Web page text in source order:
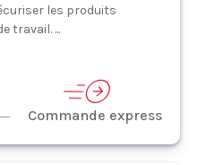
les produits
travail. ...
Commande express